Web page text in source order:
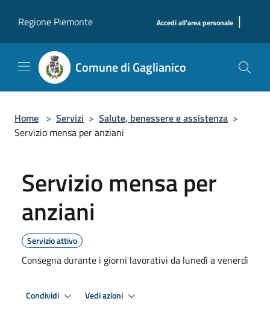
Regione Piemonte
Accedi all'area personale |
Comune di Gaglianico
Home > Servizi > Salute, benessere e assistenza >
Servizio mensa per anziani
Servizio mensa per
anziani
Servizio attivo
Consegna durante i giorni lavorativi da lunedì a venerdì
Condividi Vedi azioni